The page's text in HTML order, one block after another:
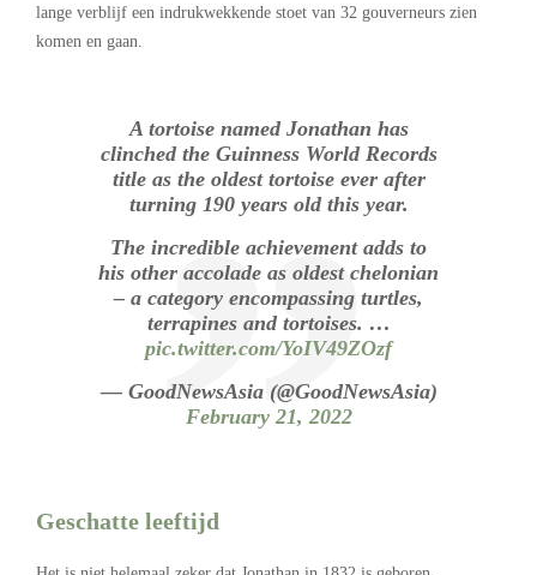
lange verblijf een indrukwekkende stoet van 32 gouverneurs zien
komen en gaan.
A tortoise named Jonathan has
clinched the Guinness World Records
title as the oldest tortoise ever after
turning 190 years old this year.
The incredible achievement adds to
his other accolade as oldest chelonian
– a category encompassing turtles,
terrapines and tortoises. …
pic.twitter.com/YoIV49ZOzf
— GoodNewsAsia (@GoodNewsAsia)
February 21, 2022
Geschatte leeftijd